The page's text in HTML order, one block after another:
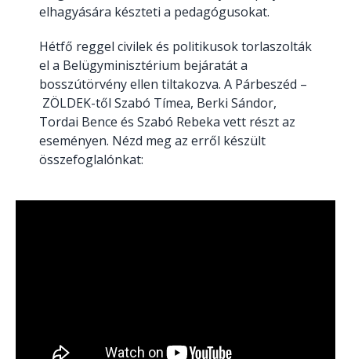
elhagyására készteti a pedagógusokat.
Hétfő reggel civilek és politikusok torlaszolták
el a Belügyminisztérium bejáratát a
bosszútörvény ellen tiltakozva. A Párbeszéd –
ZÖLDEK-től Szabó Tímea, Berki Sándor,
Tordai Bence és Szabó Rebeka vett részt az
eseményen. Nézd meg az erről készült
összefoglalónkat: